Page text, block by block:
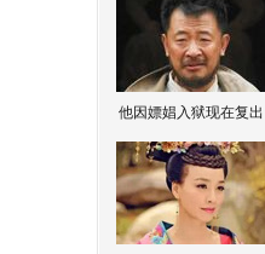
他因嫖娼入狱现在复出